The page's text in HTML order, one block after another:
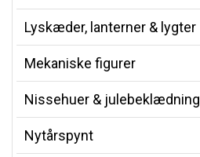
Lyskæder, lanterner & lygter
Mekaniske figurer
Nissehuer & julebeklædning
Nytårspynt